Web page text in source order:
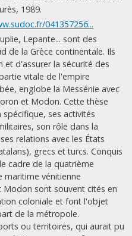
1989.
041357256...
Lepante... sont des
de la Grèce continentale. Ils
d'assurer la sécurité des
vitale de l'empire
englobe la Messénie avec
et Modon. Cette thèse
ses activités
son rôle dans la
relations avec les États
grecs et turcs. Conquis
cadre de la quatrième
maritime vénitienne
sont souvent cités en
coloniale et font l'objet
de la métropole.
ou territoires, qui aurait pu